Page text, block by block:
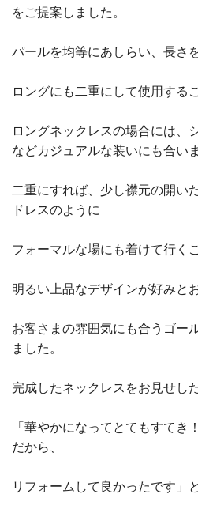
をご提案しました。
パールを均等にあしらい、長さ
ロングにも二重にして使用する
ロングネックレスの場合には、
などカジュアルな装いにも合いま
二重にすれば、少し襟元の開い
ドレスのように
フォーマルな場にも着けて行く
明るい上品なデザインが好みと
お客さまの雰囲気にも合うゴー
ました。
完成したネックレスをお見せし
「華やかになってとてもすて
だから、
リフォームして良かったです」